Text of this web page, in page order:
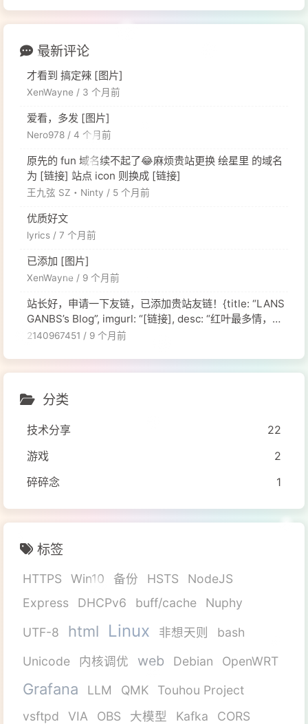
最新评论
才看到 搞定辣 [图片]
XenWayne / 3 个月前
爱看，多发 [图片]
Nero978 / 4 个月前
原先的 fun 域名续不起了😂麻烦贵站更换 绘星里 的域名
为 [链接] 站点 icon 则换成 [链接]
王九弦 SZ・Ninty / 5 个月前
优质好文
lyrics / 7 个月前
已添加 [图片]
XenWayne / 9 个月前
站长好，申请一下友链，已添加贵站友链！{title: “LANS
GANBS’s Blog”, imgurl: “[链接], desc: “红叶最多情，一
2140967451 / 9 个月前
分类
技术分享
22
游戏
2
碎碎念
1
标签
HTTPS Win10 备份 HSTS
NodeJS
Express
DHCPv6 buff/cache Nuphy
UTF-8 html Linux 非想天则
bash
Unicode
内核调优 web Debian OpenWRT
Grafana LLM QMK
Touhou Project
vsftpd
VIA OBS 大模型 Kafka CORS